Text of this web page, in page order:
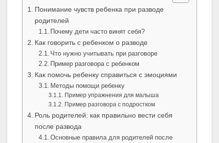
Понимание чувств ребенка при разводе
родителей
Почему дети часто винят себя?
Как говорить с ребенком о разводе
Что нужно учитывать при разговоре
Пример разговора с ребенком
Как помочь ребенку справиться с эмоциями
Методы помощи ребенку
Пример упражнения для малыша
Пример разговора с подростком
Роль родителей: как правильно вести себя
после развода
Основные правила для родителей после